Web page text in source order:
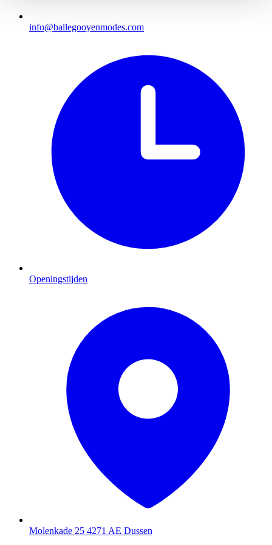
info@ballegooyenmodes.com
Openingstijden
Molenkade 25 4271 AE Dussen